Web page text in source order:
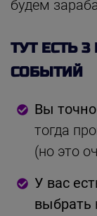
будем
ТУТ ЕСТЬ
СОБЫТИЙ
Вы точно
тогда
(но это
У вас
выбрать